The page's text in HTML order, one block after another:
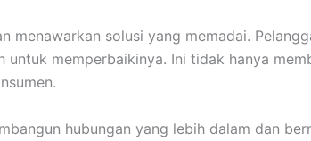
solusi yang memadai.
memperbaikinya. Ini tidak hanya
hubungan yang lebih dalam dan